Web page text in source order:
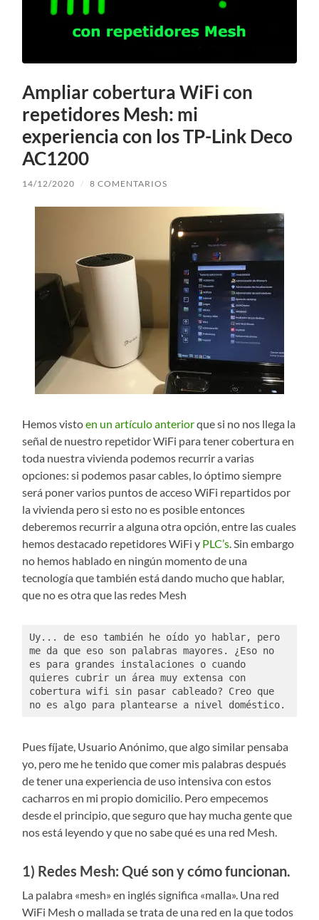
Ampliar cobertura WiFi con
repetidores Mesh: mi
experiencia con los TP-Link Deco
AC1200
14/12/2020 / 8 COMENTARIOS
Hemos vistoen un artículo anteriorque si no nos llega la
señal de nuestro repetidor WiFi para tener cobertura en
toda nuestra vivienda podemos recurrir a varias
opciones: si podemos pasar cables, lo óptimo siempre
será poner varios puntos de acceso WiFi repartidos por
la vivienda pero si esto no es posible entonces
deberemos recurrir a alguna otra opción, entre las cuales
hemos destacado repetidores WiFi y PLC’s. Sin embargo
no hemos hablado en ningún momento de una
tecnología que también está dando mucho que hablar,
que no es otra que las redes Mesh
Uy... de eso también he oído yo hablar, pero
me da que eso son palabras mayores. ¿Eso no
es para grandes instalaciones o cuando
quieres cubrir un área muy extensa con
cobertura wifi sin pasar cableado? Creo que
Pues fíjate, Usuario Anónimo, que algo similar pensaba
yo, pero me he tenido que comer mis palabras después
de tener una experiencia de uso intensiva con estos
cacharros en mi propio domicilio. Pero empecemos
desde el principio, que seguro que hay mucha gente que
nos está leyendo y que no sabe qué es una red Mesh.
1) Redes Mesh: Qué son y cómo funcionan.
La palabra «mesh» en inglés significa «malla». Una red
WiFi Mesh o mallada se trata de una red en la que todos